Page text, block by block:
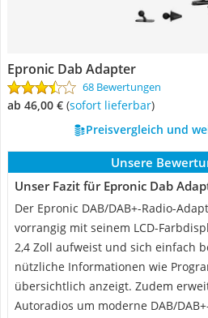
Epronic Dab Adapter
68 Bewertungen
ab 46,00 € ( Sofort lieferbar)
Preisvergleich und
Unsere
Unser Fazit für Epronic Dab
Der Epronic DAB/DAB+-Radio-
vorrangig mit seinem LCD-
2,4 Zoll aufweist und sich einfach
nützliche Informationen wie
übersichtlich anzeigt. Zudem
Autoradios um moderne DAB/